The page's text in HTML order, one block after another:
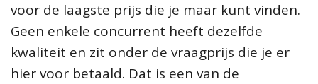
voor de laagste prijs die je maar kunt vinden.
Geen enkele concurrent heeft dezelfde
kwaliteit en zit onder de vraagprijs die je er
hier voor betaald. Dat is een van de